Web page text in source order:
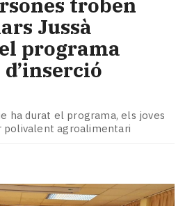
troben
Jussà
programa
ha durat el programa, els joves
polivalent agroalimentari